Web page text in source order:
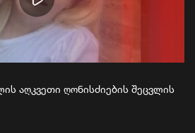
აღკვეთი ღონისძიების შეცვლის